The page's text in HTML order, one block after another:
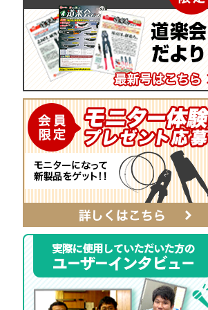
電工ジョイント
自動ポンチ
全ネジレンチ・ソケット
LEDライト
カチッとホルダー
SmartShuttoシリーズ
ソフトフィットシリーズ
SmartEdgeシリーズ
ハイクオリティ・レザーシリーズ
レザーシリーズ ナチュラル&ブラック
タイプ
ベルト
αシリーズ
タフロン電工ポケット
ハンマーホルダー